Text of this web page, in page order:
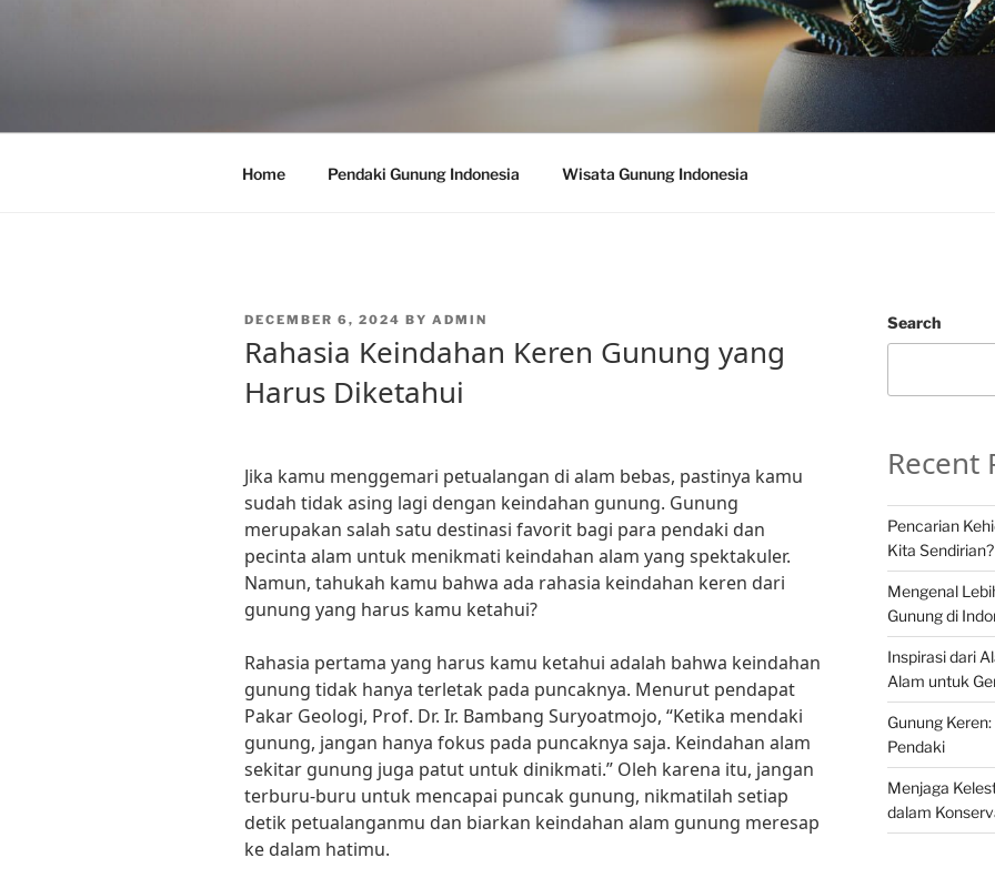
Home Pendaki Gunung Indonesia Wisata Gunung Indonesia
POSTED
DECEMBER 6, 2024 BY ADMIN
Rahasia Keindahan Keren Gunung yang
Harus Diketahui
Jika kamu menggemari petualangan di alam bebas, pastinya kamu
sudah tidak asing lagi dengan keindahan gunung. Gunung
merupakan salah satu destinasi favorit bagi para pendaki dan
pecinta alam untuk menikmati keindahan alam yang spektakuler.
Namun, tahukah kamu bahwa ada rahasia keindahan keren dari
gunung yang harus kamu ketahui?
Rahasia pertama yang harus kamu ketahui adalah bahwa keindahan
gunung tidak hanya terletak pada puncaknya. Menurut pendapat
Pakar Geologi, Prof. Dr. Ir. Bambang Suryoatmojo, “Ketika mendaki
gunung, jangan hanya fokus pada puncaknya saja. Keindahan alam
sekitar gunung juga patut untuk dinikmati.” Oleh karena itu, jangan
terburu-buru untuk mencapai puncak gunung, nikmatilah setiap
detik petualanganmu dan biarkan keindahan alam gunung meresap
ke dalam hatimu.
Search
Recent
Pencarian
Kita Sendirian?
Mengenal
Gunung di
Inspirasi dari
Alam untuk
Gunung
Pendaki
Menjaga
dalam